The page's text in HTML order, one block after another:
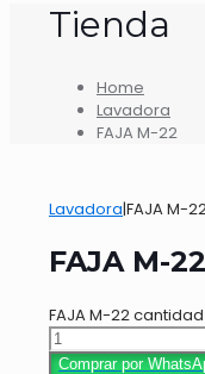
Tienda
Home
Lavadora
FAJA M-22
Lavadora|FAJA M-
FAJA M-22
FAJA M-22 cantidad
Comprar por